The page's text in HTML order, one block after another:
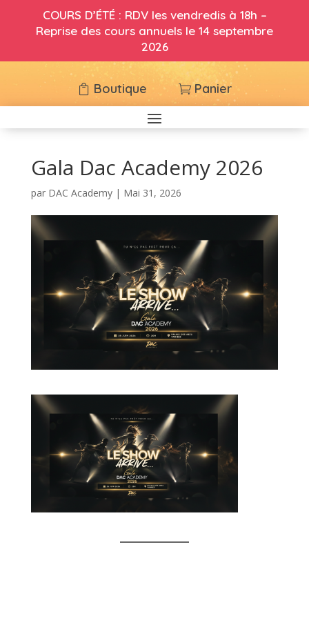
COURS D’ÉTÉ : RDV les vendredis à 18h –
Reprise des cours annuels le 14 septembre
2026
Boutique Panier
Gala Dac Academy 2026
par DAC Academy| Mai 31, 2026